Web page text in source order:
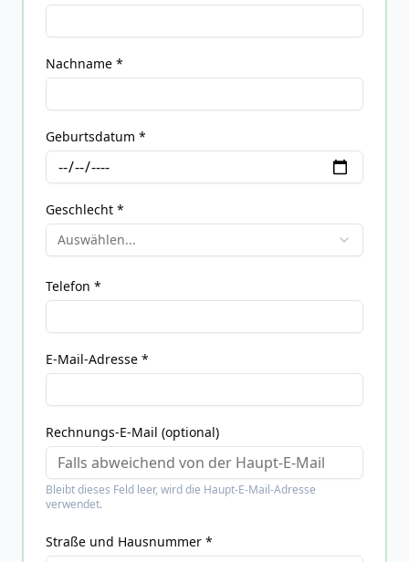
Nachname *
Geburtsdatum *
Geschlecht *
Auswählen...
Telefon *
E-Mail-Adresse *
Rechnungs-E-Mail (optional)
Bleibt dieses Feld leer, wird die Haupt-E-Mail-Adresse
verwendet.
Straße und Hausnummer *